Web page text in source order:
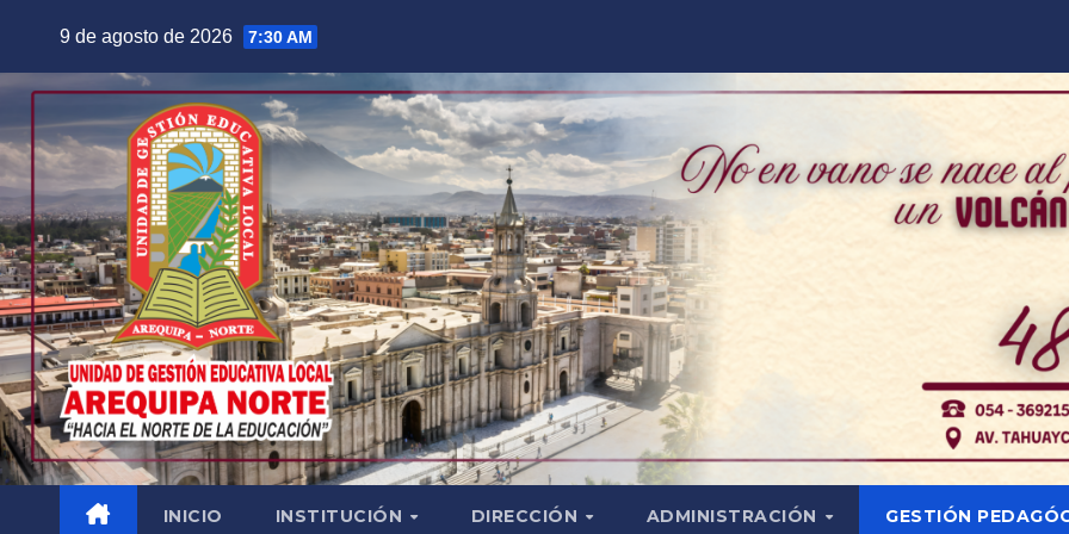
contenido
9 de agosto de 2026 7:30 AM
INICIO INSTITUCIÓN DIRECCIÓN ADMINISTRACIÓN GESTIÓN